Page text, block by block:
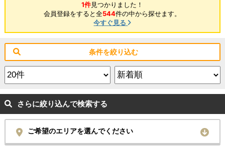
1件見つかりました！
会員登録をすると全544件の中から探せます。
今すぐ見る
条件を絞り込む
さらに絞り込んで検索する
ご希望のエリアを選んでください